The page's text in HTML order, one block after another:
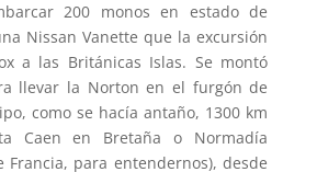
200 monos en estado de
Nissan Vanette que la excursión
a las Británicas Islas. Se montó
llevar la Norton en el furgón de
como se hacía antaño, 1300 km
Caen en Bretaña o Normadía
Francia, para entendernos), desde